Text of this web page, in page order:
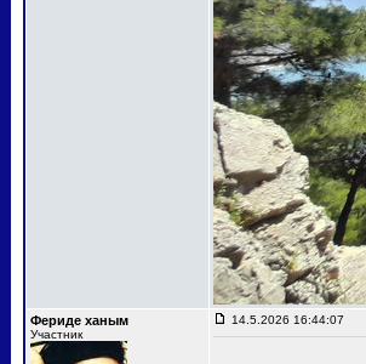
Фериде ханым
Участник
14.5.2026 16:44:07